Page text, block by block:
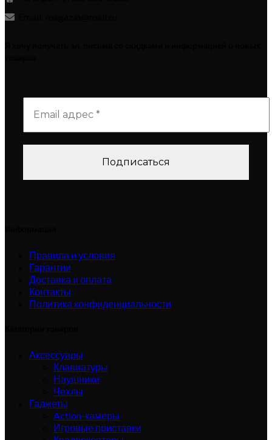
Правила и условия
Гарантии
Доставка и оплата
Контакты
Политика конфиденциальности
Аксессуары
Клавиатуры
Наушники
Чехлы
Гаджеты
Action-камеры
Игровые приставки